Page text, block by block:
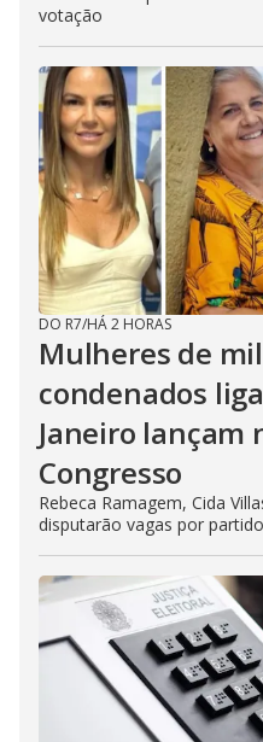
votação
DO R7/HÁ 2 HORAS
Mulheres de
condenados
Janeiro lançam
Congresso
Rebeca Ramagem, Cida
disputarão vagas por